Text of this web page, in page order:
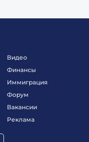
Видео
Финансы
Иммиграция
Форум
Вакансии
Реклама